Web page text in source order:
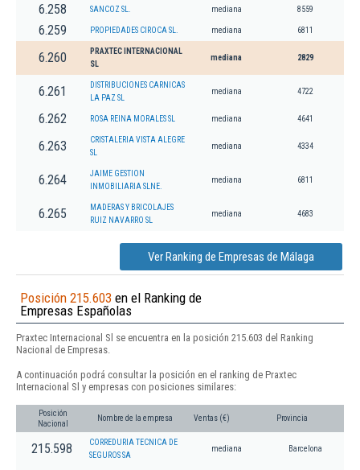
6.258 SANCOZ SL. mediana 8559
6.259 PROPIEDADES CIROCA SL. mediana 6811
6.260
PRAXTEC INTERNACIONAL
SL
mediana 2829
6.261
DISTRIBUCIONES CARNICAS
LA PAZ SL
mediana 4722
6.262 ROSA REINA MORALES SL mediana 4641
6.263
CRISTALERIA VISTA ALEGRE
SL
mediana 4334
6.264
JAIME GESTION
INMOBILIARIA SLNE.
mediana 6811
6.265
MADERAS Y BRICOLAJES
RUIZ NAVARRO SL
mediana 4683
Ver Ranking de Empresas de Málaga
Posición 215.603 en el Ranking de
Empresas Españolas
Praxtec Internacional Sl se encuentra en la posición 215.603 del Ranking
Nacional de Empresas.
A continuación podrá consultar la posición en el ranking de Praxtec
Internacional Sl y empresas con posiciones similares:
Posición
Nacional
Nombre de la empresa Ventas (€) Provincia
215.598
CORREDURIA TECNICA DE
SEGUROS SA
mediana Barcelona